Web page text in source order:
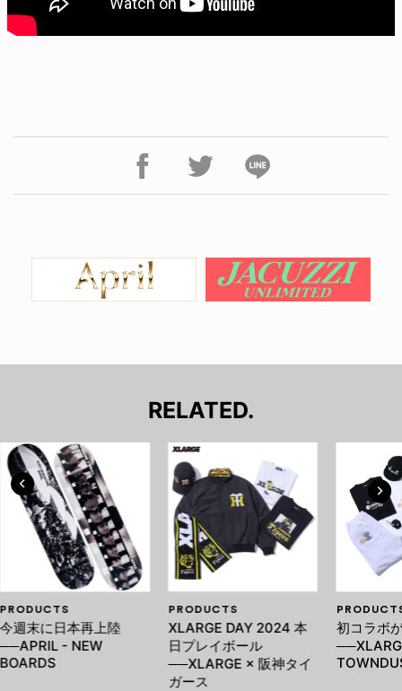
RELATED.
PRODUCTS
今週末に日本再上陸
──APRIL - NEW
BOARDS
PRODUCTS
XLARGE DAY 2024 本
日プレイボール
──XLARGE × 阪神タイ
ガース
初コラボ